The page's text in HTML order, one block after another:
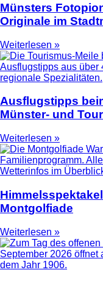
Münsters
Originale im
Weiterlesen »
Ausflugstipps
Münster- und
Weiterlesen »
Montgolfiade
Weiterlesen »